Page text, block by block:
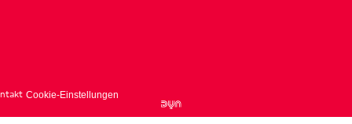
Cookie-Einstellungen